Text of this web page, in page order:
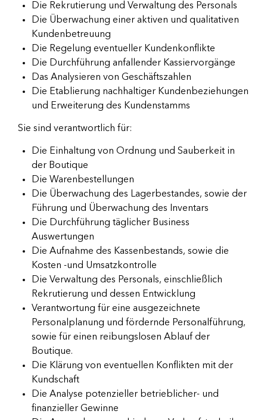
Die Rekrutierung und Verwaltung des Personals
Die Überwachung einer aktiven und qualitativen
Kundenbetreuung
Die Regelung eventueller Kundenkonflikte
Die Durchführung anfallender Kassiervorgänge
Das Analysieren von Geschäftszahlen
Die Etablierung nachhaltiger Kundenbeziehungen
und Erweiterung des Kundenstamms
Sie sind verantwortlich für:
Die Einhaltung von Ordnung und Sauberkeit in
der Boutique
Die Warenbestellungen
Die Überwachung des Lagerbestandes, sowie der
Führung und Überwachung des Inventars
Die Durchführung täglicher Business
Auswertungen
Die Aufnahme des Kassenbestands, sowie die
Kosten -und Umsatzkontrolle
Die Verwaltung des Personals, einschließlich
Rekrutierung und dessen Entwicklung
Verantwortung für eine ausgezeichnete
Personalplanung und fördernde Personalführung,
sowie für einen reibungslosen Ablauf der
Boutique.
Die Klärung von eventuellen Konflikten mit der
Kundschaft
Die Analyse potenzieller betrieblicher- und
finanzieller Gewinne